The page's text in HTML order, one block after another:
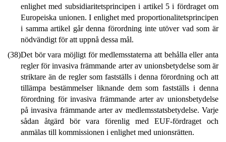
enlighet med subsidiaritetsprincipen i artikel 5 i fördraget om
Europeiska unionen. I enlighet med proportionalitetsprincipen
i samma artikel går denna förordning inte utöver vad som är
nödvändigt för att uppnå dessa mål.
(38)Det bör vara möjligt för medlemsstaterna att behålla eller anta
regler för invasiva främmande arter av unionsbetydelse som är
striktare än de regler som fastställs i denna förordning och att
tillämpa bestämmelser liknande dem som fastställs i denna
förordning för invasiva främmande arter av unionsbetydelse
på invasiva främmande arter av medlemsstatsbetydelse. Varje
sådan åtgärd bör vara förenlig med EUF-fördraget och
anmälas till kommissionen i enlighet med unionsrätten.